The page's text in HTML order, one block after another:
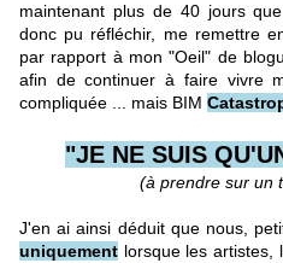
maintenant plus de 40 jours
donc pu réfléchir, me remettre
par rapport à mon "Oeil" de
afin de continuer à faire vivre
compliquée ... mais BIM
"JE NE SUIS
(à prendre sur un
J'en ai ainsi déduit que nous,
uniquement lorsque les artistes,